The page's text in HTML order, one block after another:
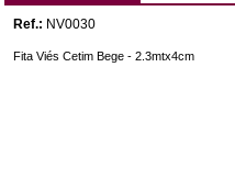
Ref.: NV0030
Fita Viés Cetim Bege - 2.3mtx4cm